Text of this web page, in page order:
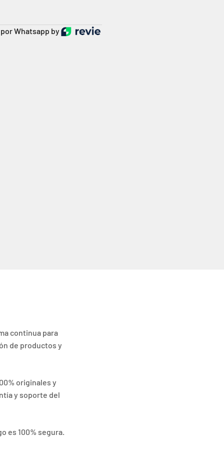
Whatsapp by
continua para
de productos y
originales y
y soporte del
es 100% segura.